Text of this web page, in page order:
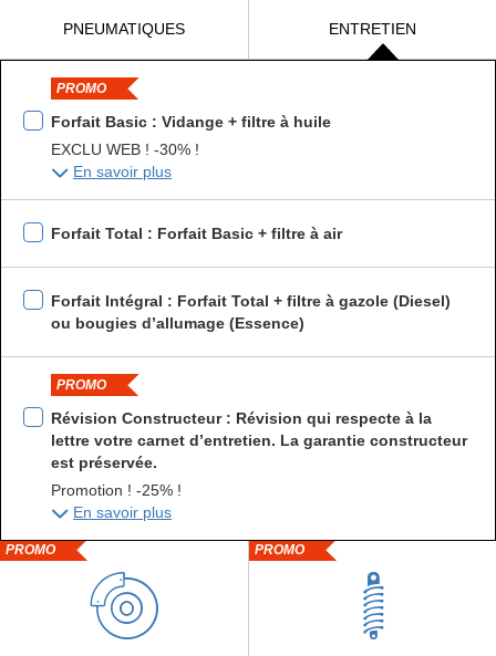
PNEUMATIQUES ENTRETIEN
PROMO
Forfait Basic : Vidange + filtre à huile
EXCLU WEB ! -30% !
En savoir plus
Forfait Total : Forfait Basic + filtre à air
Forfait Intégral : Forfait Total + filtre à gazole (Diesel)
ou bougies d’allumage (Essence)
PROMO
Révision Constructeur : Révision qui respecte à la
lettre votre carnet d’entretien. La garantie constructeur
est préservée.
Promotion ! -25% !
En savoir plus
PROMO PROMO